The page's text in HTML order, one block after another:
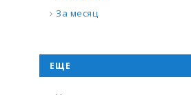
За месяц
ЕЩЕ